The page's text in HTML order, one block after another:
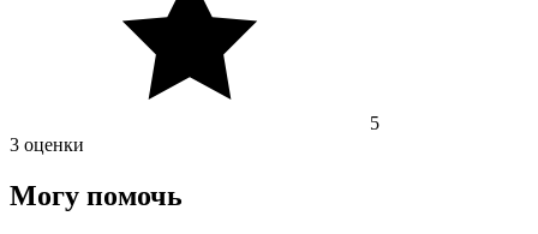
5
3 оценки
Могу помочь